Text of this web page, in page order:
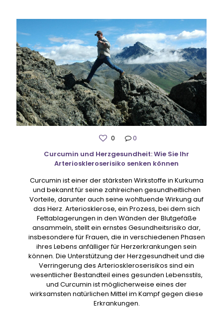
0
0
Curcumin und Herzgesundheit: Wie Sie Ihr
Arterioskleroserisiko senken können
Curcumin ist einer der stärksten Wirkstoffe in Kurkuma
und bekannt für seine zahlreichen gesundheitlichen
Vorteile, darunter auch seine wohltuende Wirkung auf
das Herz. Arteriosklerose, ein Prozess, bei dem sich
Fettablagerungen in den Wänden der Blutgefäße
ansammeln, stellt ein ernstes Gesundheitsrisiko dar,
insbesondere für Frauen, die in verschiedenen Phasen
ihres Lebens anfälliger für Herzerkrankungen sein
können. Die Unterstützung der Herzgesundheit und die
Verringerung des Arterioskleroserisikos sind ein
wesentlicher Bestandteil eines gesunden Lebensstils,
und Curcumin ist möglicherweise eines der
wirksamsten natürlichen Mittel im Kampf gegen diese
Erkrankungen.